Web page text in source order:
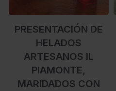
PRESENTACIÓN DE
HELADOS
ARTESANOS IL
PIAMONTE,
MARIDADOS CON